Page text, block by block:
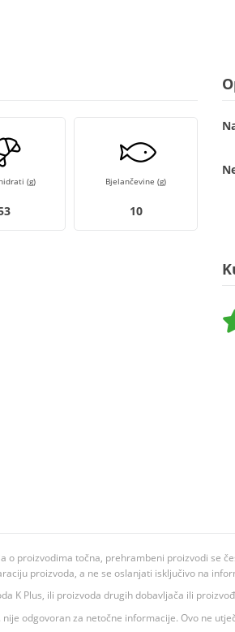
(g) Bjelančevine (g)
10
o proizvodima točna, prehrambeni proizvodi
proizvoda, a ne se oslanjati isključivo na
K Plus, ili proizvoda drugih dobavljača ili
odgovoran za netočne informacije. Ovo ne